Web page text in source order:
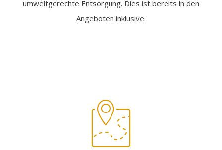
umweltgerechte Entsorgung. Dies ist bereits in den
Angeboten inklusive.
